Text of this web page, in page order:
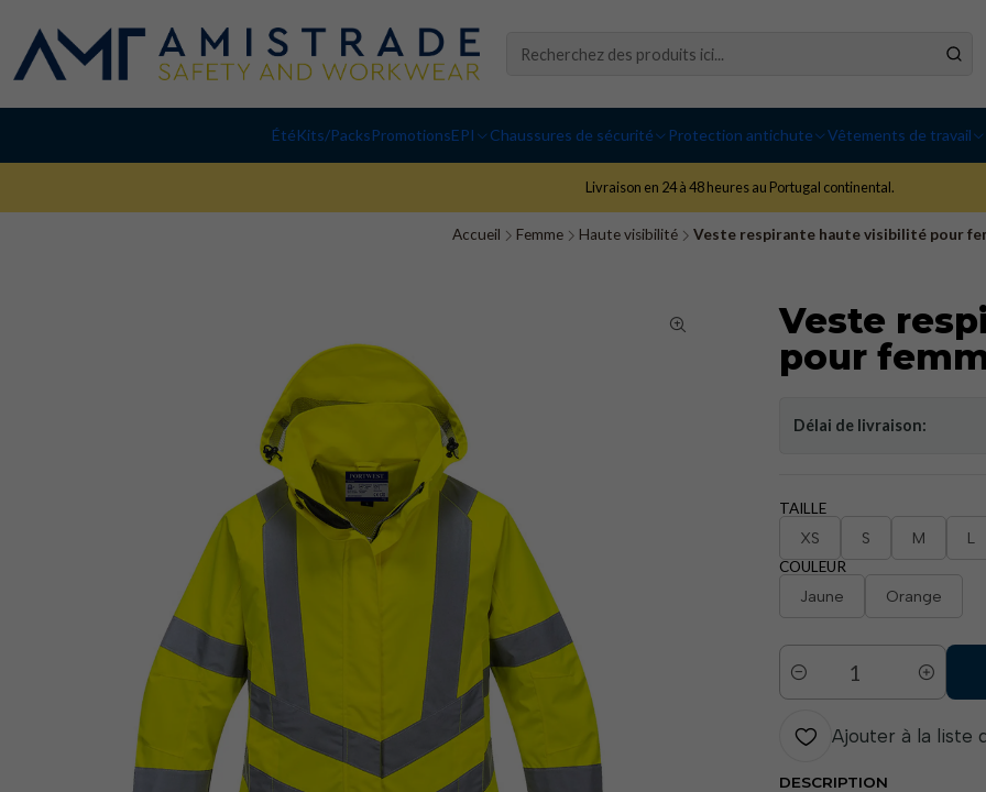
ÉtéKits/PacksPromotionsEPI Chaussures de sécurité Protection antichute Vêtements de travail
Livraison en 24 à 48 heures au Portugal continental.
Accueil Femme Haute visibilité Veste respirante haute visibilité pour
Veste
pour
Délai de livraison:
TAILLE
XS S M L
COULEUR
Jaune Orange
Quantité
Ajouter à la liste
DESCRIPTION